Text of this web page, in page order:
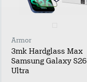
Armor
3mk Hardglass Max
Samsung Galaxy S26
Ultra